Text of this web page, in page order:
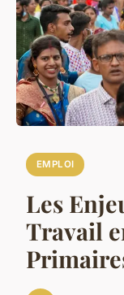
EMPLOI
Les
Travail